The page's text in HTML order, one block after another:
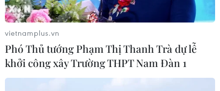
vietnamplus.vn
Phó Thủ tướng Phạm Thị Thanh Trà dự lễ
khởi công xây Trường THPT Nam Đàn 1